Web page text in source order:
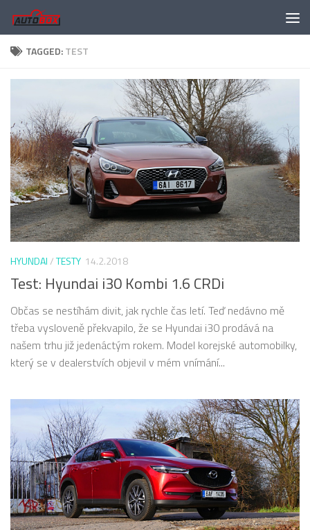
Skip to content
TAGGED:TEST
HYUNDAI/TESTY 14.2.2018
Test: Hyundai i30 Kombi 1.6 CRDi
Občas se nestíhám divit, jak rychle čas letí. Teď nedávno mě
třeba vysloveně překvapilo, že se Hyundai i30 prodává na
našem trhu již jedenáctým rokem. Model korejské automobilky,
který se v dealerstvích objevil v mém vnímání...